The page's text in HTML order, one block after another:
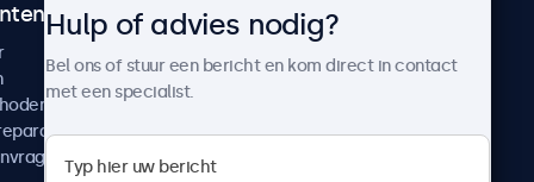
Over Beetronics
Werken bij Beetronics
Algemene voorwaarden
Hulp of advies nodig?
Bel ons of stuur een bericht en kom direct in contact
met een specialist.